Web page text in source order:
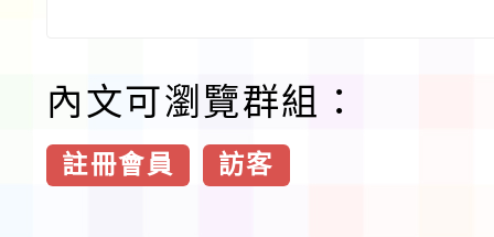
內文可瀏覽群組：
註冊會員 訪客